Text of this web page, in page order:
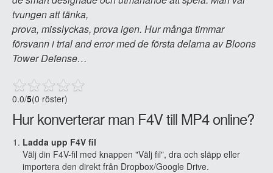
tvungen att tänka,
prova, misslyckas, prova igen. Hur många timmar
försvann i trial and error med de första delarna av Bloons
Tower Defense…
0.0/5(0 röster)
Hur konverterar man F4V till MP4 online?
Ladda upp F4V fil
Välj din F4V-fil med knappen "Välj fil", dra och släpp eller
importera den direkt från Dropbox/Google Drive.